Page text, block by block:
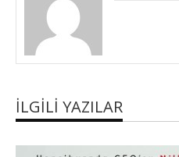
İLGILI YAZILAR